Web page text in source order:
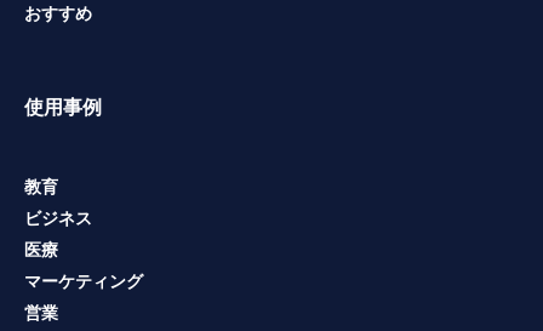
おすすめ
使用事例
教育
ビジネス
医療
マーケティング
営業